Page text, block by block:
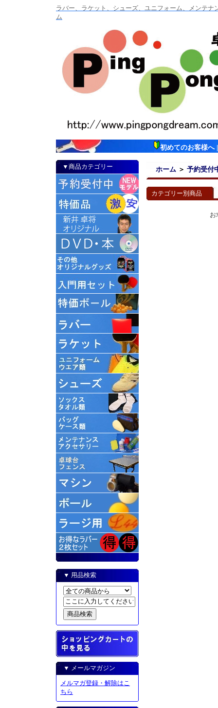
ラバー、ラケット、シューズ、ユニフォーム、メンテ
ム
初めてのお客様へ
▼商品カテゴリー
▼ 用品検索
▼ メールマガジン
メルマガ登録・解除はこ
ちら
ホーム ＞ 予約受付
カテゴリー別商品
お